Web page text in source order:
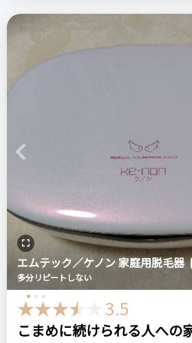
＼ショップで商品を
リピート回数・頻度
良いところ
冷却機能が付いており、脱毛による痛
悪いところ（残念）
脱毛器が温まり過ぎると次の発射までに
びにコンセントから抜いて脱毛器自体を
す。
注意点
種類の中でも５段階の強さが選べるの
や光を当てる部位によって１５段階の
子供で脱毛サロンに通わせるのは気が
か脱毛サロンに行きづらかったりする中
次にオートモードがある点がとても便利
モードを変えた後にボタンを長押しす
これにより当てた際に自動的に肌を認
ます。
いちいちボタンを押しながら照射をす
きるのでとても楽です。
フィルターは通常のものと別でスモール
あり、子供やVIOなどの細かい部位に使
るのと、ニキビケアフィルター・コラ
ルターとあることで脱毛で使用するのと
Previous
エムテック／ケノン 家庭用脱毛器
多分リピートしない
3.5
こまめに続けられる人への